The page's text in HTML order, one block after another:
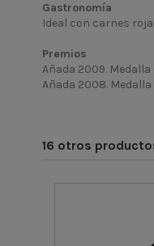
Gastronomía
Ideal con carnes
Premios
Añada 2009. Medalla
Añada 2008. Medalla
16 otros